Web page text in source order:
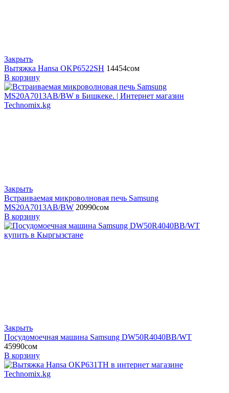
Закрыть
Вытяжка Hansa OKP6522SH 14454сом
В корзину
Закрыть
Встраиваемая микроволновая печь Samsung
MS20A7013AB/BW 20990сом
В корзину
Закрыть
Посудомоечная машина Samsung DW50R4040BB/WT
45990сом
В корзину